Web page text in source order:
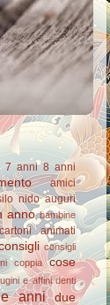
7 anni 8 anni
amici
nido auguri
anno bambine
cartoni animati
consigli
coppia
cose
e affini denti
anni
due